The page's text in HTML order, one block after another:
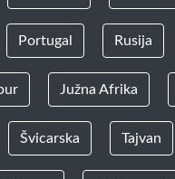
Portugal Rusija
Južna Afrika
Švicarska Tajvan